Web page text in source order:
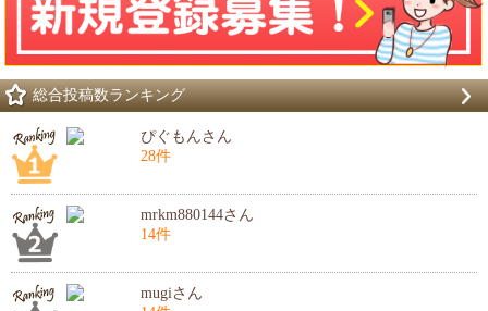
総合投稿数ランキング
ぴぐもんさん
28件
mrkm880144さん
14件
mugiさん